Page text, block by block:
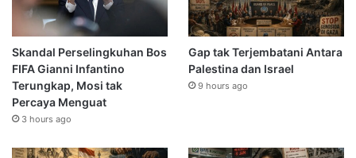
Skandal Perselingkuhan Bos
FIFA Gianni Infantino
Terungkap, Mosi tak
Percaya Menguat
3 hours ago
Gap tak Terjembatani Antara
Palestina dan Israel
9 hours ago